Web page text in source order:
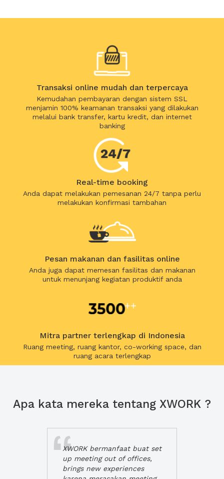
Transaksi online mudah dan terpercaya
Kemudahan pembayaran dengan sistem SSL
menjamin 100% keamanan transaksi yang dilakukan
melalui bank transfer, kartu kredit, dan internet
banking
Real-time booking
Anda dapat melakukan pemesanan 24/7 tanpa perlu
melakukan konfirmasi tambahan
Pesan makanan dan fasilitas online
Anda juga dapat memesan fasilitas dan makanan
untuk menunjang kegiatan produktif anda
Mitra partner terlengkap di Indonesia
Ruang meeting, ruang kantor, co-working space, dan
ruang acara terlengkap
Apa kata mereka tentang XWORK ?
XWORK bermanfaat buat set
up meeting out of offices,
brings new experiences